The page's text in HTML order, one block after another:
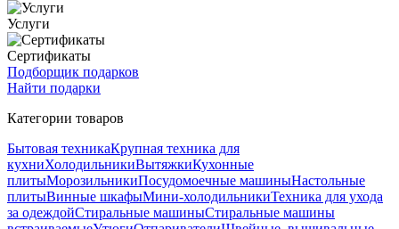
Услуги
Сертификаты
Подборщик подарков
Найти подарки
Категории товаров
Бытовая техникаКрупная техника для
кухниХолодильникиВытяжкиКухонные
плитыМорозильникиПосудомоечные машиныНастольные
плитыВинные шкафыМини-холодильникиТехника для ухода
за одеждойСтиральные машиныСтиральные машины